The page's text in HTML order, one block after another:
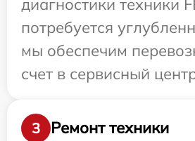
диагностики техники
потребуется
мы обеспечим
счет в сервисный
3
Ремонт техники